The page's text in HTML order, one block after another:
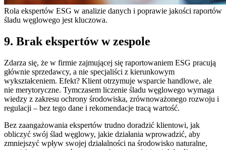
Rola ekspertów ESG w analizie danych i poprawie jakości raportów
śladu węglowego jest kluczowa.
9. Brak ekspertów w zespole
Zdarza się, że w firmie zajmującej się raportowaniem ESG pracują
głównie sprzedawcy, a nie specjaliści z kierunkowym
wykształceniem. Efekt? Klient otrzymuje wsparcie handlowe, ale
nie merytoryczne. Tymczasem liczenie śladu węglowego wymaga
wiedzy z zakresu ochrony środowiska, zrównoważonego rozwoju i
regulacji – bez tego dane i rekomendacje tracą wartość.
Bez zaangażowania ekspertów trudno doradzić klientowi, jak
obliczyć swój ślad węglowy, jakie działania wprowadzić, aby
zmniejszyć wpływ swojej działalności na środowisko naturalne,